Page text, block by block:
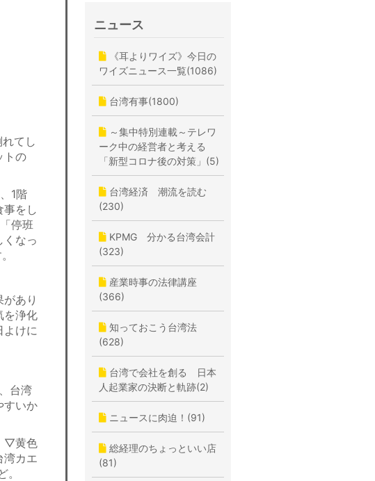
てし
トの
1階
事をし
停班
なっ
あり
を浄化
よけに
台湾
すいか
▽黄色
湾カエ
ニュース
《耳よりワイズ》今日の
ワイズニュース一覧(1086)
台湾有事(1800)
～集中特別連載～テレワ
ーク中の経営者と考える
「新型コロナ後の対策」(5)
台湾経済 潮流を読む
(230)
KPMG 分かる台湾会計
(323)
産業時事の法律講座
(366)
知っておこう台湾法
(628)
台湾で会社を創る 日本
人起業家の決断と軌跡(2)
ニュースに肉迫！(91)
総経理のちょっといい店
(81)